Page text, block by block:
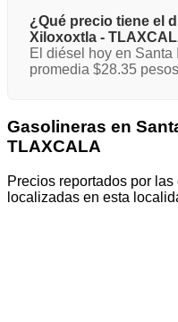
¿Qué precio tiene el
Xiloxoxtla -
El diésel hoy en
promedia $28.35
Gasolineras en
TLAXCALA
Precios reportados por
localizadas en esta